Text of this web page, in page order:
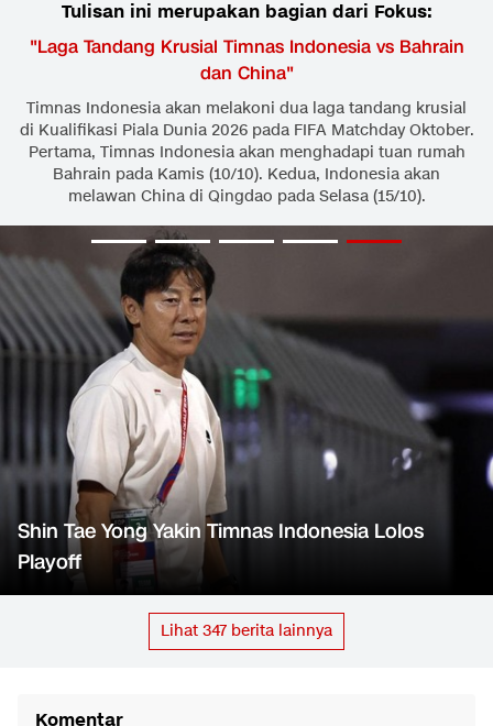
Tulisan ini merupakan bagian dari Fokus:
"Laga Tandang Krusial Timnas Indonesia vs Bahrain
dan China"
Timnas Indonesia akan melakoni dua laga tandang krusial
di Kualifikasi Piala Dunia 2026 pada FIFA Matchday Oktober.
Pertama, Timnas Indonesia akan menghadapi tuan rumah
Bahrain pada Kamis (10/10). Kedua, Indonesia akan
melawan China di Qingdao pada Selasa (15/10).
Shin Tae Yong Yakin Timnas Indonesia Lolos
Playoff
Lihat 347 berita lainnya
Komentar